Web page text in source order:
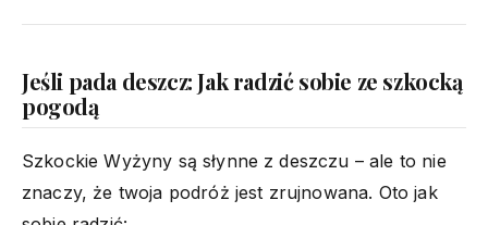
Jeśli pada deszcz: Jak radzić sobie ze szkocką
pogodą
Szkockie Wyżyny są słynne z deszczu – ale to nie
znaczy, że twoja podróż jest zrujnowana. Oto jak